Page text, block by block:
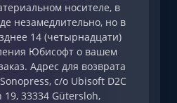
носителе, в
незамедлительно, но в
14 (четырнадцати)
Юбисофт о вашем
Адрес для возврата
c/o Ubisoft D2C
33334 Gütersloh,